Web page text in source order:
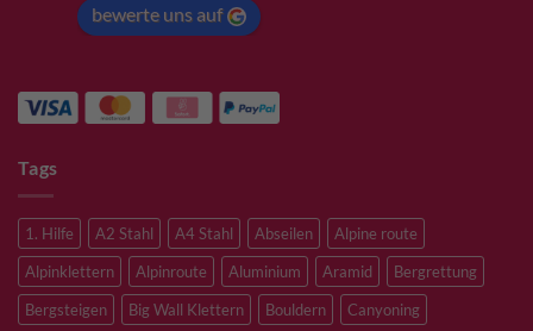
bewerte uns auf
Tags
1. Hilfe A2 Stahl A4 Stahl Abseilen
Alpine route
Alpinklettern
Alpinroute Aluminium Aramid
Bergrettung
Bergsteigen
Big Wall Klettern Bouldern Canyoning